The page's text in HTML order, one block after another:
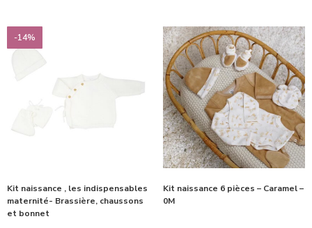
-14%
Kit naissance , les indispensables
maternité- Brassière, chaussons
et bonnet
Kit naissance 6 pièces – Caramel –
0M